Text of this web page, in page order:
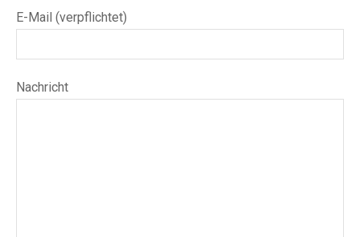
E-Mail (verpflichtet)
Nachricht